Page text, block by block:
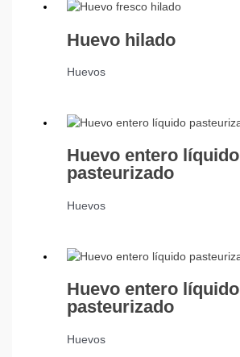
Huevo hilado
Huevos
Huevo entero líquido
pasteurizado
Huevos
Huevo entero líquido
pasteurizado
Huevos